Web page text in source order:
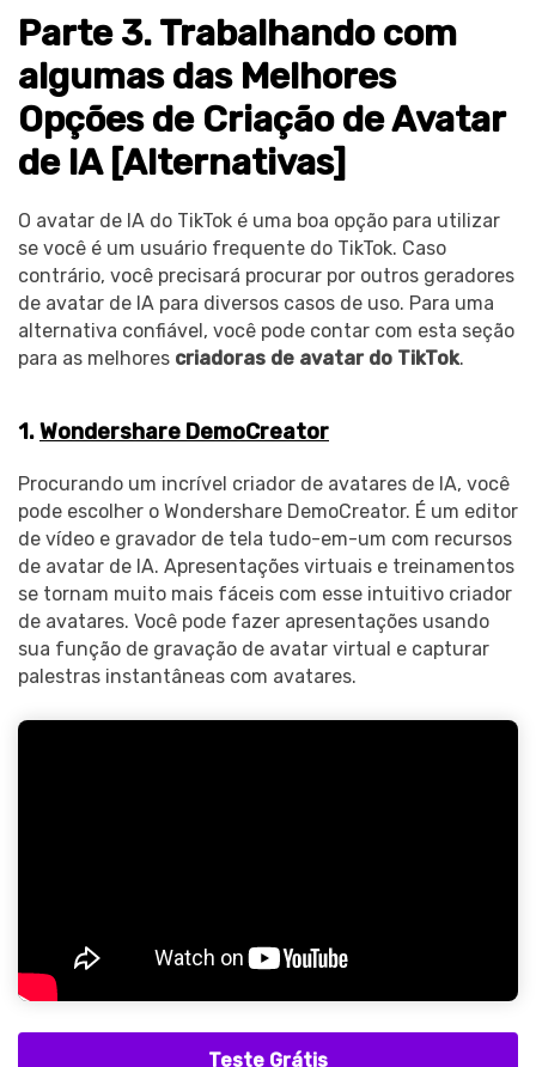
Parte 3. Trabalhando com
algumas das Melhores
Opções de Criação de Avatar
de IA [Alternativas]
O avatar de IA do TikTok é uma boa opção para utilizar
se você é um usuário frequente do TikTok. Caso
contrário, você precisará procurar por outros geradores
de avatar de IA para diversos casos de uso. Para uma
alternativa confiável, você pode contar com esta seção
para as melhores criadoras de avatar do TikTok.
1.Wondershare DemoCreator
Procurando um incrível criador de avatares de IA, você
pode escolher o Wondershare DemoCreator. É um editor
de vídeo e gravador de tela tudo-em-um com recursos
de avatar de IA. Apresentações virtuais e treinamentos
se tornam muito mais fáceis com esse intuitivo criador
de avatares. Você pode fazer apresentações usando
sua função de gravação de avatar virtual e capturar
palestras instantâneas com avatares.
Teste Grátis